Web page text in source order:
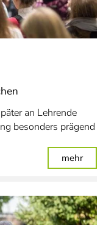
an Lehrende
besonders prägend
mehr: